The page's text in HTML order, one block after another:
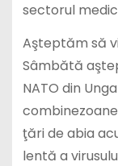
sectorul
Aşteptăm să
Sâmbătă
NATO din
ţări de abia
lentă a